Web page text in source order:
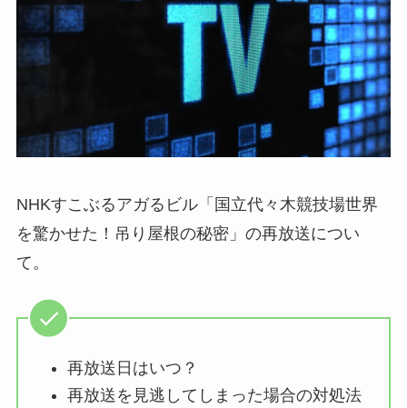
NHKすこぶるアガるビル「国立代々木競技場世界
を驚かせた！吊り屋根の秘密」の再放送につい
て。
再放送日はいつ？
再放送を見逃してしまった場合の対処法